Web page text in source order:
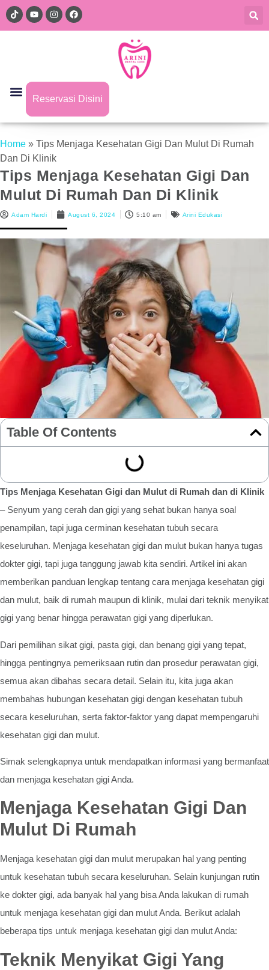
Reservasi Disini
Home » Tips Menjaga Kesehatan Gigi Dan Mulut Di Rumah
Dan Di Klinik
Tips Menjaga Kesehatan Gigi Dan
Mulut Di Rumah Dan Di Klinik
Adam Hardi August 6, 2024 5:10 am Arini Edukasi
Table Of Contents
Tips Menjaga Kesehatan Gigi dan Mulut di Rumah dan di Klinik
– Senyum yang cerah dan gigi yang sehat bukan hanya soal
penampilan, tapi juga cerminan kesehatan tubuh secara
keseluruhan. Menjaga kesehatan gigi dan mulut bukan hanya tugas
dokter gigi, tapi juga tanggung jawab kita sendiri. Artikel ini akan
memberikan panduan lengkap tentang cara menjaga kesehatan gigi
dan mulut, baik di rumah maupun di klinik, mulai dari teknik menyikat
gigi yang benar hingga perawatan gigi yang diperlukan.
Dari pemilihan sikat gigi, pasta gigi, dan benang gigi yang tepat,
hingga pentingnya pemeriksaan rutin dan prosedur perawatan gigi,
semua akan dibahas secara detail. Selain itu, kita juga akan
membahas hubungan kesehatan gigi dengan kesehatan tubuh
secara keseluruhan, serta faktor-faktor yang dapat mempengaruhi
kesehatan gigi dan mulut.
Simak selengkapnya untuk mendapatkan informasi yang bermanfaat
dan menjaga kesehatan gigi Anda.
Menjaga Kesehatan Gigi Dan
Mulut Di Rumah
Menjaga kesehatan gigi dan mulut merupakan hal yang penting
untuk kesehatan tubuh secara keseluruhan. Selain kunjungan rutin
ke dokter gigi, ada banyak hal yang bisa Anda lakukan di rumah
untuk menjaga kesehatan gigi dan mulut Anda. Berikut adalah
beberapa tips untuk menjaga kesehatan gigi dan mulut Anda:
Teknik Menyikat Gigi Yang